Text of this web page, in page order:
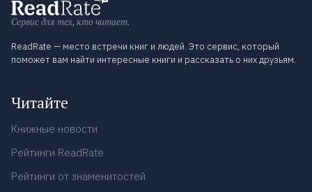
Сервис для тех, кто читает.
ReadRate — место встречи книг и людей. Это сервис, который
поможет вам найти интересные книги и рассказать о них друзьям.
Читайте
Книжные новости
Рейтинги ReadRate
Рейтинги от знаменитостей